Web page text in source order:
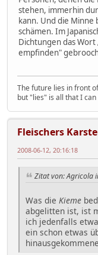
stehen, immerhin
kann. Und die Minne
schämen. Im
Dichtungen das Wort
empfinden"
The future lies in front
but "lies" is all that I can
Fleischers
2008-06-12, 20:16:18
Zitat von: Agricola
Was die Kieme
abgelitten ist, ist
ich jedenfalls
ein schon etwas